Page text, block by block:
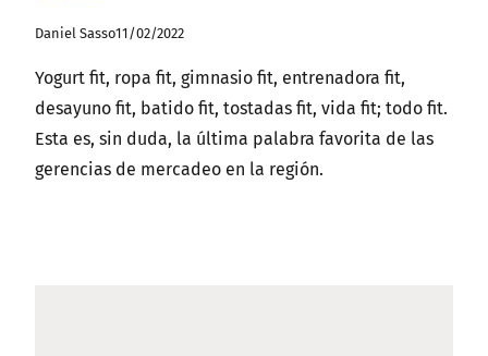
Daniel Sasso11/02/2022
Yogurt fit, ropa fit, gimnasio fit, entrenadora fit,
desayuno fit, batido fit, tostadas fit, vida fit; todo fit.
Esta es, sin duda, la última palabra favorita de las
gerencias de mercadeo en la región.